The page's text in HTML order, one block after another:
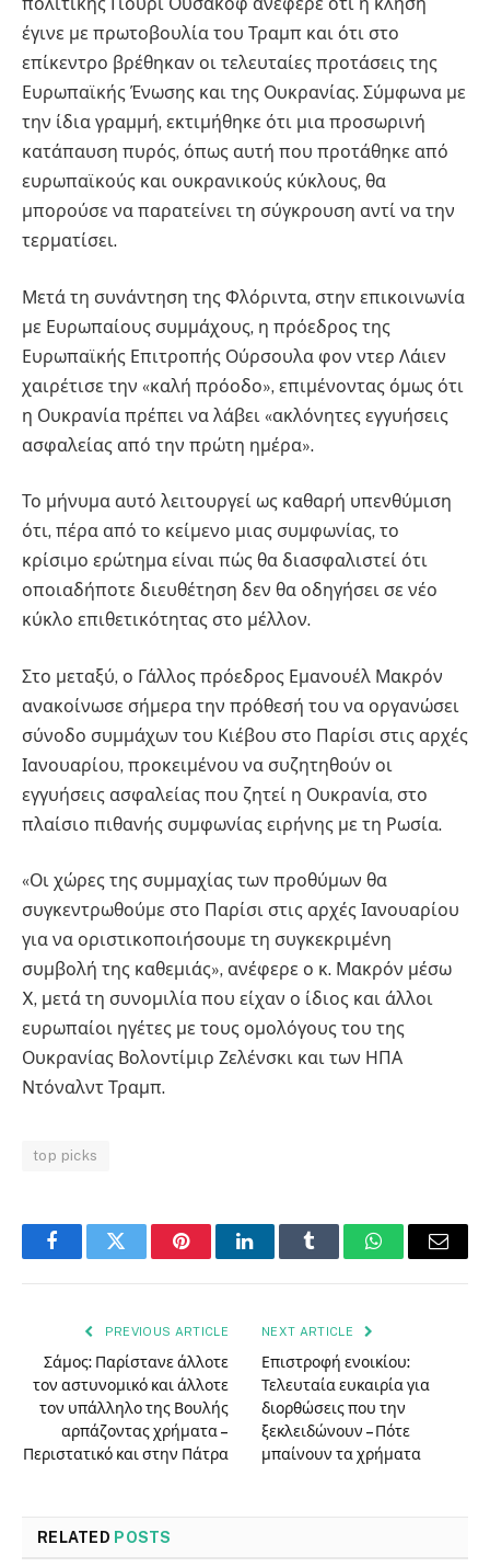
έγινε με πρωτοβουλία του Τραμπ και ότι στο
επίκεντρο βρέθηκαν οι τελευταίες προτάσεις της
Ευρωπαϊκής Ένωσης και της Ουκρανίας. Σύμφωνα με
την ίδια γραμμή, εκτιμήθηκε ότι μια προσωρινή
κατάπαυση πυρός, όπως αυτή που προτάθηκε από
ευρωπαϊκούς και ουκρανικούς κύκλους, θα
μπορούσε να παρατείνει τη σύγκρουση αντί να την
τερματίσει.
Μετά τη συνάντηση της Φλόριντα, στην επικοινωνία
με Ευρωπαίους συμμάχους, η πρόεδρος της
Ευρωπαϊκής Επιτροπής Ούρσουλα φον ντερ Λάιεν
χαιρέτισε την «καλή πρόοδο», επιμένοντας όμως ότι
η Ουκρανία πρέπει να λάβει «ακλόνητες εγγυήσεις
ασφαλείας από την πρώτη ημέρα».
Το μήνυμα αυτό λειτουργεί ως καθαρή υπενθύμιση
ότι, πέρα από το κείμενο μιας συμφωνίας, το
κρίσιμο ερώτημα είναι πώς θα διασφαλιστεί ότι
οποιαδήποτε διευθέτηση δεν θα οδηγήσει σε νέο
κύκλο επιθετικότητας στο μέλλον.
Στο μεταξύ, ο Γάλλος πρόεδρος Εμανουέλ Μακρόν
ανακοίνωσε σήμερα την πρόθεσή του να οργανώσει
σύνοδο συμμάχων του Κιέβου στο Παρίσι στις αρχές
Ιανουαρίου, προκειμένου να συζητηθούν οι
εγγυήσεις ασφαλείας που ζητεί η Ουκρανία, στο
πλαίσιο πιθανής συμφωνίας ειρήνης με τη Ρωσία.
«Οι χώρες της συμμαχίας των προθύμων θα
συγκεντρωθούμε στο Παρίσι στις αρχές Ιανουαρίου
για να οριστικοποιήσουμε τη συγκεκριμένη
συμβολή της καθεμιάς», ανέφερε ο κ. Μακρόν μέσω
X, μετά τη συνομιλία που είχαν ο ίδιος και άλλοι
ευρωπαίοι ηγέτες με τους ομολόγους του της
Ουκρανίας Βολοντίμιρ Ζελένσκι και των ΗΠΑ
Ντόναλντ Τραμπ.
top picks
FacebookTwitter PinterestLinkedInTumblr WhatsAppEmail
PREVIOUS ARTICLE
Σάμος: Παρίστανε άλλοτε
τον αστυνομικό και άλλοτε
τον υπάλληλο της Βουλής
αρπάζοντας χρήματα –
Περιστατικό και στην Πάτρα
NEXT ARTICLE
Επιστροφή ενοικίου:
Τελευταία ευκαιρία για
διορθώσεις που την
ξεκλειδώνουν – Πότε
μπαίνουν τα χρήματα
RELATED POSTS